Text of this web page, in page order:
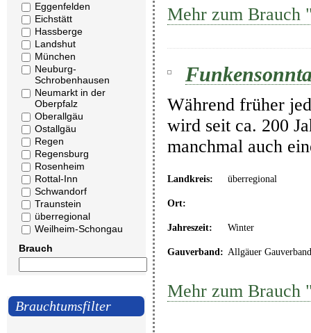
Eggenfelden
Eichstätt
Hassberge
Landshut
München
Neuburg-
Schrobenhausen
Neumarkt in der
Oberpfalz
Oberallgäu
Ostallgäu
Regen
Regensburg
Rosenheim
Rottal-Inn
Schwandorf
Traunstein
überregional
Weilheim-Schongau
Brauch
Brauchtumsfilter
Mehr zum Brauch
Während früher
wird seit ca. 200
manchmal auch
Landkreis: überregional
Ort:
Jahreszeit: Winter
Gauverband: Allgäuer Gauverband
Mehr zum Brauch